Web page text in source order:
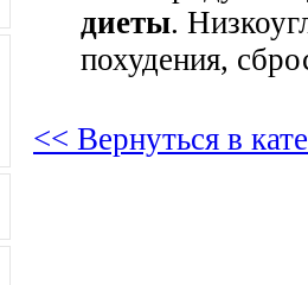
диеты.
похудения,
<< Вернуться в